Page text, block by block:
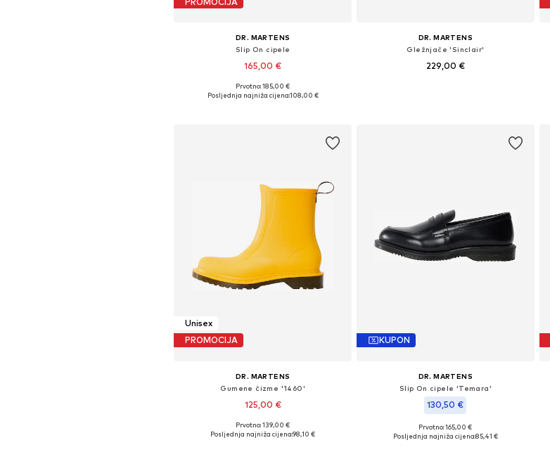
DR. MARTENS
Slip On cipele
165,00 €
Dostupno u više veličina
Prvotno: 185,00 €
Posljednja najniža cijena:108,00 €
DR. MARTENS
Gležnjače 'Sinclair'
229,00 €
Unisex
PROMOCIJA
DR. MARTENS
Gumene čizme '1460'
125,00 €
Dostupne veličine: 36, 37, 38, 39, 41, 42
Prvotno: 139,00 €
Posljednja najniža cijena:98,10 €
KUPON
DR. MARTENS
Slip On cipele 'Temara'
130,50 €
Dostupne veličine: 36, 37, 38, 39, 40
Prvotno: 165,00 €
Posljednja najniža cijena:85,41 €